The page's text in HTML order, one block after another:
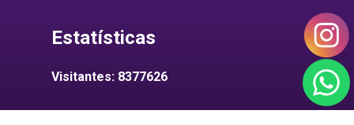
Estatísticas
Visitantes: 8377626
Baixe Seu APP